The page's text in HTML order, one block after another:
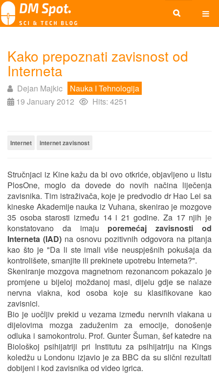
Kako prepoznati zavisnost od
Interneta
Dejan Majkic
Nauka I Tehnologija
19 January 2012
Hits: 4251
Internet internet zavisnost
Stručnjaci iz Kine kažu da bi ovo otkriće, objavljeno u listu
PlosOne, moglo da dovede do novih načina liječenja
zavisnika. Tim istraživača, koje je predvodio dr Hao Lei sa
kineske Akademije nauka iz Vuhana, skenirao je mozgove
35 osoba starosti između 14 i 21 godine. Za 17 njih je
konstatovano da imaju poremećaj zavisnosti od
Interneta (IAD) na osnovu pozitivnih odgovora na pitanja
kao što je "Da li ste imali više neuspješnih pokušaja da
kontrolišete, smanjite ili prekinete upotrebu Interneta?".
Skeniranje mozgova magnetnom rezonancom pokazalo je
promjene u bijeloj moždanoj masi, dijelu gdje se nalaze
nervna vlakna, kod osoba koje su klasifikovane kao
zavisnici.
Bio je uočljiv prekid u vezama između nervnih vlakana u
dijelovima mozga zaduženim za emocije, donošenje
odluka i samokontrolu. Prof. Gunter Šuman, šef katedre na
Biološkoj psihijatriji pri Institutu za psihijatriju na Kings
koledžu u Londonu izjavio je za BBC da su slični rezultati
dobijeni i kod zavisnika od video igrica.